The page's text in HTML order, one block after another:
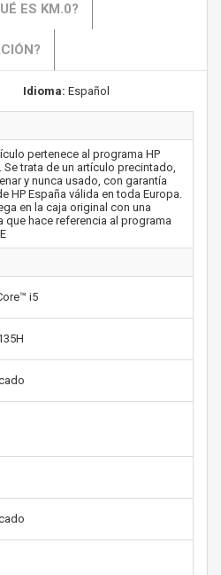
ES KM.0?
Idioma: Español
pertenece al programa HP
Se trata de un artículo precintado,
y nunca usado, con garantía
HP España válida en toda Europa.
en la caja original con una
que hace referencia al programa
i5